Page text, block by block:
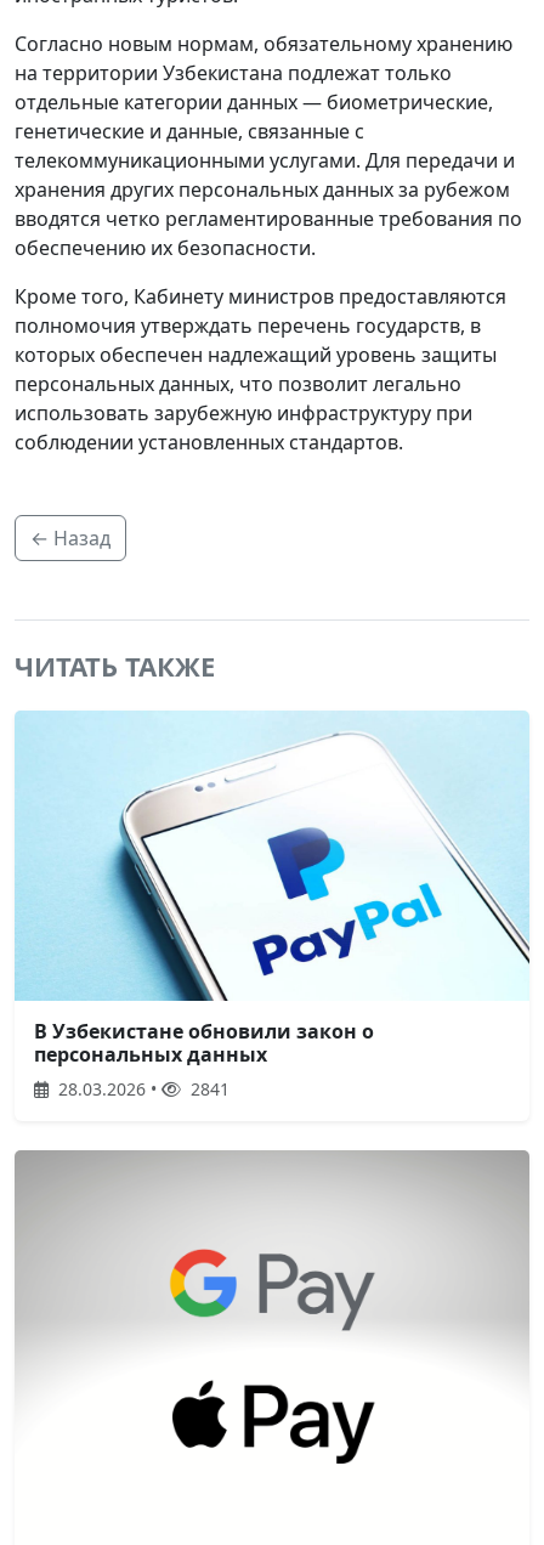
Согласно новым нормам, обязательному хранению
на территории Узбекистана подлежат только
отдельные категории данных — биометрические,
генетические и данные, связанные с
телекоммуникационными услугами. Для передачи и
хранения других персональных данных за рубежом
вводятся четко регламентированные требования по
обеспечению их безопасности.
Кроме того, Кабинету министров предоставляются
полномочия утверждать перечень государств, в
которых обеспечен надлежащий уровень защиты
персональных данных, что позволит легально
использовать зарубежную инфраструктуру при
соблюдении установленных стандартов.
← Назад
ЧИТАТЬ ТАКЖЕ
В Узбекистане обновили закон о
персональных данных
28.03.2026 • 2841